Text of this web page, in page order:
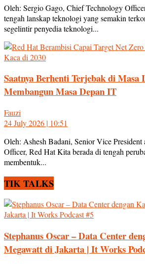
Oleh: Sergio Gago, Chief Technology
tengah lanskap teknologi yang semakin
segelintir penyedia teknologi...
Saatnya Berhenti Terjebak di
Membangun Masa Depan IT
Fauzi
24 July 2026 | 10:51
Oleh: Ashesh Badani, Senior Vice
Officer, Red Hat Kita berada di tengah
membentuk...
TIK TALKS
Stephanus Oscar – Data Center
Megawatt di Jakarta | It Works